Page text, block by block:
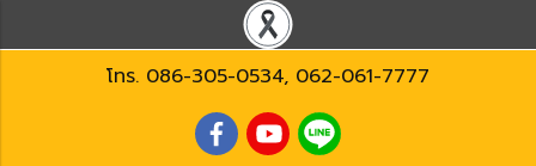
โทร. 086-305-0534, 062-061-7777